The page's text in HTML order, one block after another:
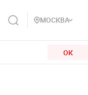
МОСКВА
ОК